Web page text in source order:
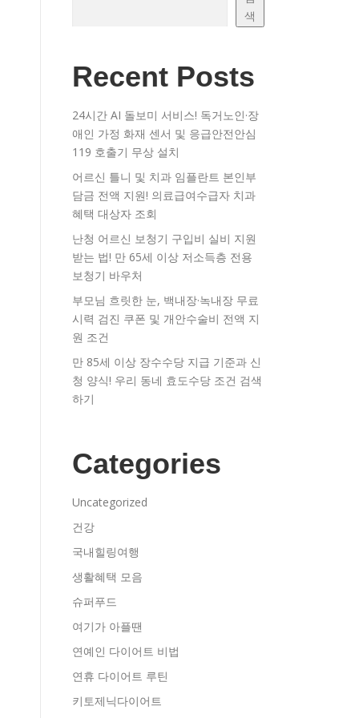
색
Recent Posts
24시간 AI 돌보미 서비스! 독거노인·장
애인 가정 화재 센서 및 응급안전안심
119 호출기 무상 설치
어르신 틀니 및 치과 임플란트 본인부
담금 전액 지원! 의료급여수급자 치과
혜택 대상자 조회
난청 어르신 보청기 구입비 실비 지원
받는 법! 만 65세 이상 저소득층 전용
보청기 바우처
부모님 흐릿한 눈, 백내장·녹내장 무료
시력 검진 쿠폰 및 개안수술비 전액 지
원 조건
만 85세 이상 장수수당 지급 기준과 신
청 양식! 우리 동네 효도수당 조건 검색
하기
Categories
Uncategorized
건강
국내힐링여행
생활혜택 모음
슈퍼푸드
여기가 아플땐
연예인 다이어트 비법
연휴 다이어트 루틴
키토제닉다이어트